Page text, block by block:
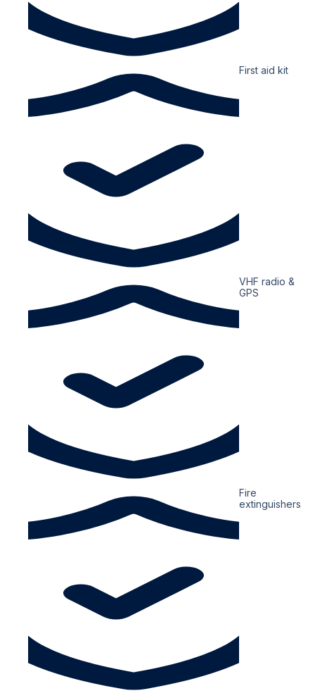
First aid kit
VHF radio &
GPS
Fire
extinguishers